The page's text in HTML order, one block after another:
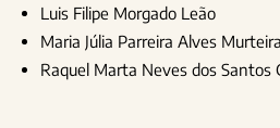
Luis Filipe Morgado Leão
Maria Júlia Parreira Alves Murteira
Raquel Marta Neves dos Santos